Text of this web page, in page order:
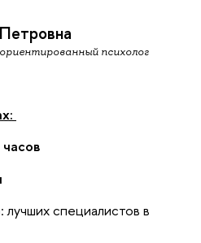
психолог
: лучших специалистов в